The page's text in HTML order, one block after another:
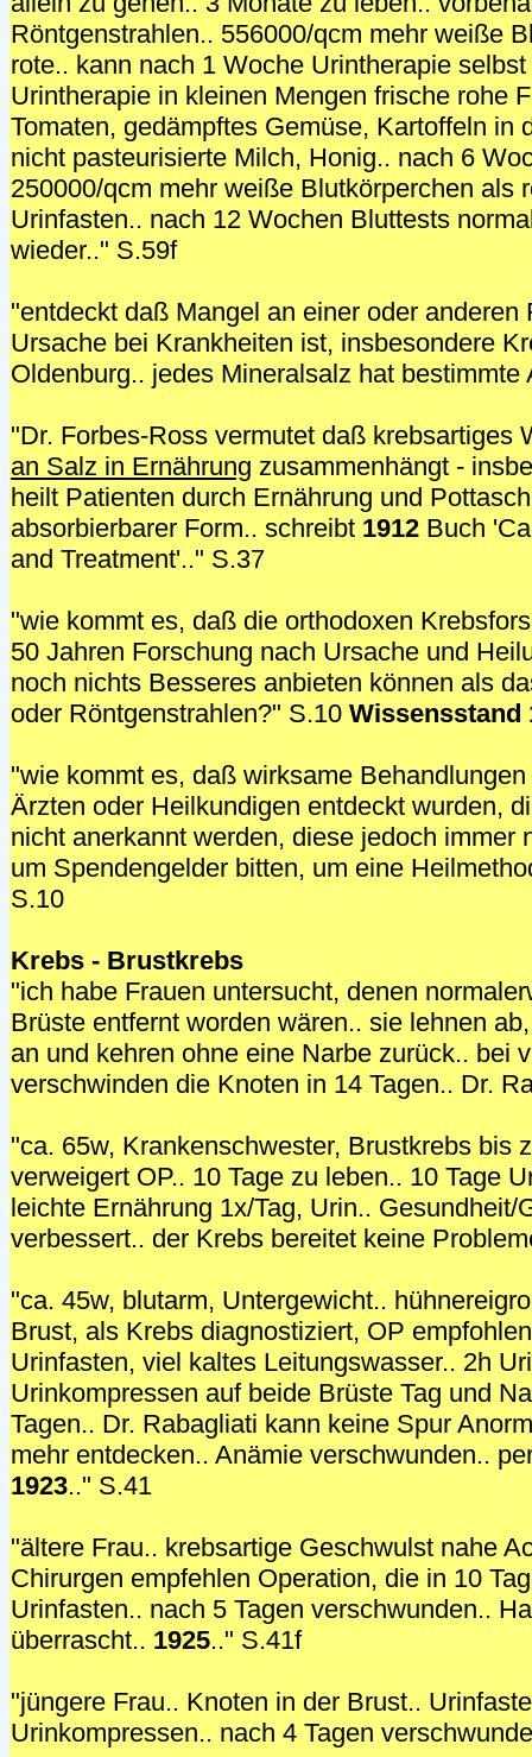
Röntgenstrahlen.. 556000/qcm mehr weiße
rote.. kann nach 1 Woche Urintherapie
Urintherapie in kleinen Mengen frische rohe
Tomaten, gedämpftes Gemüse, Kartoffeln in
nicht pasteurisierte Milch, Honig.. nach 6
250000/qcm mehr weiße Blutkörperchen als
Urinfasten.. nach 12 Wochen Bluttests
wieder.." S.59f
"entdeckt daß Mangel an einer oder anderen
Ursache bei Krankheiten ist, insbesondere
Oldenburg.. jedes Mineralsalz hat bestimmte
"Dr. Forbes-Ross vermutet daß krebsartiges
an Salz in Ernährung zusammenhängt -
heilt Patienten durch Ernährung und
absorbierbarer Form.. schreibt 1912 Buch
and Treatment'.." S.37
"wie kommt es, daß die orthodoxen
50 Jahren Forschung nach Ursache und
noch nichts Besseres anbieten können als
oder Röntgenstrahlen?" S.10 Wissensstand
"wie kommt es, daß wirksame
Ärzten oder Heilkundigen entdeckt wurden,
nicht anerkannt werden, diese jedoch immer
um Spendengelder bitten, um eine
S.10
Krebs - Brustkrebs
"ich habe Frauen untersucht, denen
Brüste entfernt worden wären.. sie lehnen
an und kehren ohne eine Narbe zurück.. bei
verschwinden die Knoten in 14 Tagen.. Dr.
"ca. 65w, Krankenschwester, Brustkrebs bis
verweigert OP.. 10 Tage zu leben.. 10 Tage
leichte Ernährung 1x/Tag, Urin.. Gesundheit/
verbessert.. der Krebs bereitet keine
"ca. 45w, blutarm, Untergewicht..
Brust, als Krebs diagnostiziert, OP
Urinfasten, viel kaltes Leitungswasser.. 2h
Urinkompressen auf beide Brüste Tag und
Tagen.. Dr. Rabagliati kann keine Spur
mehr entdecken.. Anämie verschwunden..
1923.." S.41
"ältere Frau.. krebsartige Geschwulst nahe
Chirurgen empfehlen Operation, die in 10
Urinfasten.. nach 5 Tagen verschwunden..
überrascht.. 1925.." S.41f
"jüngere Frau.. Knoten in der Brust..
Urinkompressen.. nach 4 Tagen